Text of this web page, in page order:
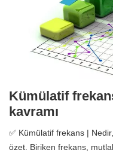
Kümülatif
kavramı
✅ Kümülatif frekans |
özet. Biriken frekans,